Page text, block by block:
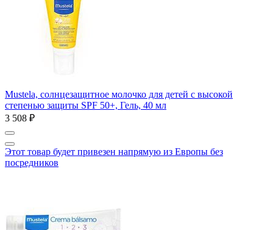
Mustela, солнцезащитное молочко для детей с высокой
степенью защиты SPF 50+, Гель, 40 мл
3 508 ₽
Этот товар будет привезен напрямую из Европы без
посредников